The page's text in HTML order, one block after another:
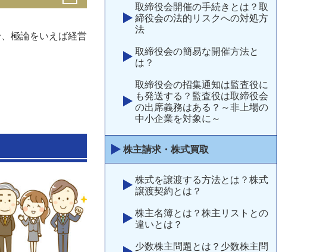
極論をいえば経営
取締役会開催の手続きとは？取
締役会の法的リスクへの対処方
法
取締役会の簡易な開催方法と
は？
取締役会の招集通知は監査役に
も発送する？監査役は取締役会
の出席義務はある？～非上場の
中小企業を対象に～
株主請求・株式買取
株式を譲渡する方法とは？株式
譲渡契約とは？
株主名簿とは？株主リストとの
違いとは？
少数株主問題とは？少数株主問